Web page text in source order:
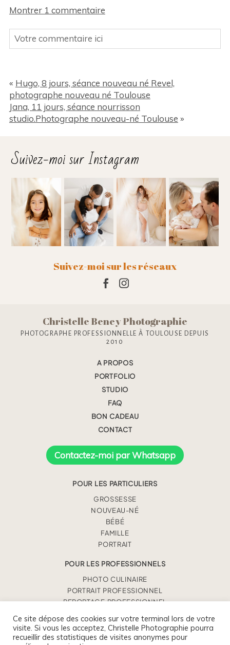
Montrer 1 commentaire
Votre commentaire ici
Ajouter un commentaire
« Hugo, 8 jours, séance nouveau né Revel,
photographe nouveau né Toulouse
Jana, 11 jours, séance nourrisson
studio.Photographe nouveau-né Toulouse »
Suivez-moi sur Instagram
Suivez-moi sur les réseaux
Christelle Beney Photographie
PHOTOGRAPHE PROFESSIONNELLE À TOULOUSE DEPUIS
2010
A PROPOS
PORTFOLIO
STUDIO
FAQ
BON CADEAU
CONTACT
Contactez-moi par Whatsapp
POUR LES PARTICULIERS
GROSSESSE
NOUVEAU-NÉ
BÉBÉ
FAMILLE
PORTRAIT
POUR LES PROFESSIONNELS
PHOTO CULINAIRE
PORTRAIT PROFESSIONNEL
REPORTAGE PROFESSIONNEL
CHRISTELLE BENEY
0675930363 / CONTACT@CHRISTELLEPHOTOGRAPHIE.FR
Ce site dépose des cookies sur votre terminal lors de votre
visite. Si vous les acceptez, Christelle Photographie pourra
recueillir des statistiques de visites anonymes pour